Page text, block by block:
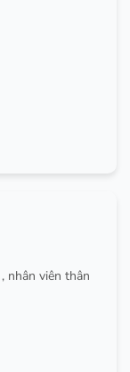
nhân viên thân